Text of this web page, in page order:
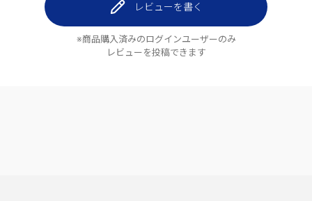
レビューを書く
※商品購入済みのログインユーザーのみ
レビューを投稿できます